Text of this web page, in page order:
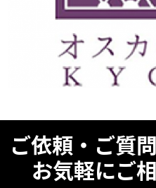
ご依頼・ご質
お気軽にご